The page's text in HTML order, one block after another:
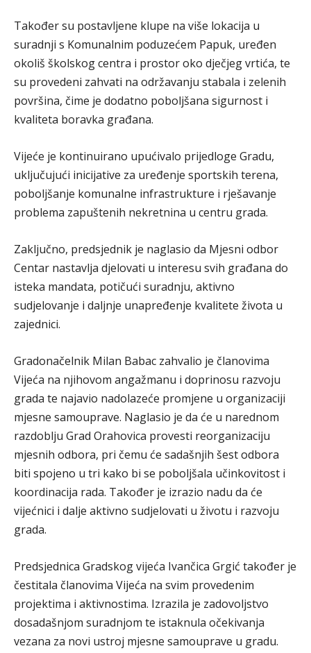
Također su postavljene klupe na više lokacija u
suradnji s Komunalnim poduzećem Papuk, uređen
okoliš školskog centra i prostor oko dječjeg vrtića, te
su provedeni zahvati na održavanju stabala i zelenih
površina, čime je dodatno poboljšana sigurnost i
kvaliteta boravka građana.
Vijeće je kontinuirano upućivalo prijedloge Gradu,
uključujući inicijative za uređenje sportskih terena,
poboljšanje komunalne infrastrukture i rješavanje
problema zapuštenih nekretnina u centru grada.
Zaključno, predsjednik je naglasio da Mjesni odbor
Centar nastavlja djelovati u interesu svih građana do
isteka mandata, potičući suradnju, aktivno
sudjelovanje i daljnje unapređenje kvalitete života u
zajednici.
Gradonačelnik Milan Babac zahvalio je članovima
Vijeća na njihovom angažmanu i doprinosu razvoju
grada te najavio nadolazeće promjene u organizaciji
mjesne samouprave. Naglasio je da će u narednom
razdoblju Grad Orahovica provesti reorganizaciju
mjesnih odbora, pri čemu će sadašnjih šest odbora
biti spojeno u tri kako bi se poboljšala učinkovitost i
koordinacija rada. Također je izrazio nadu da će
vijećnici i dalje aktivno sudjelovati u životu i razvoju
grada.
Predsjednica Gradskog vijeća Ivančica Grgić također je
čestitala članovima Vijeća na svim provedenim
projektima i aktivnostima. Izrazila je zadovoljstvo
dosadašnjom suradnjom te istaknula očekivanja
vezana za novi ustroj mjesne samouprave u gradu.